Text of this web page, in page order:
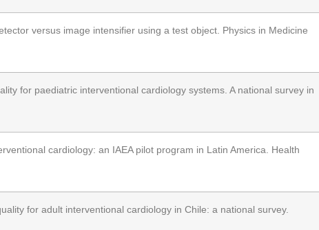
versus image intensifier using a test object. Physics in Medicine
for paediatric interventional cardiology systems. A national survey in
cardiology: an IAEA pilot program in Latin America. Health
for adult interventional cardiology in Chile: a national survey.